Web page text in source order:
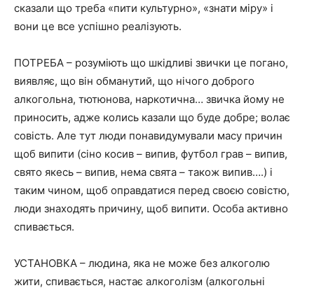
сказали що треба «пити культурно», «знати міру» і
вони це все успішно реалізують.
ПОТРЕБА – розуміють що шкідливі звички це погано,
виявляє, що він обманутий, що нічого доброго
алкогольна, тютюнова, наркотична… звичка йому не
приносить, адже колись казали що буде добре; волає
совість. Але тут люди понавидумували масу причин
щоб випити (сіно косив – випив, футбол грав – випив,
свято якесь – випив, нема свята – також випив….) і
таким чином, щоб оправдатися перед своєю совістю,
люди знаходять причину, щоб випити. Особа активно
спивається.
УСТАНОВКА – людина, яка не може без алкоголю
жити, спивається, настає алкоголізм (алкогольні